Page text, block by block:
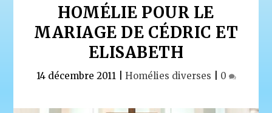
HOMÉLIE POUR LE
MARIAGE DE CÉDRIC ET
ELISABETH
14 décembre 2011| Homélies diverses 0